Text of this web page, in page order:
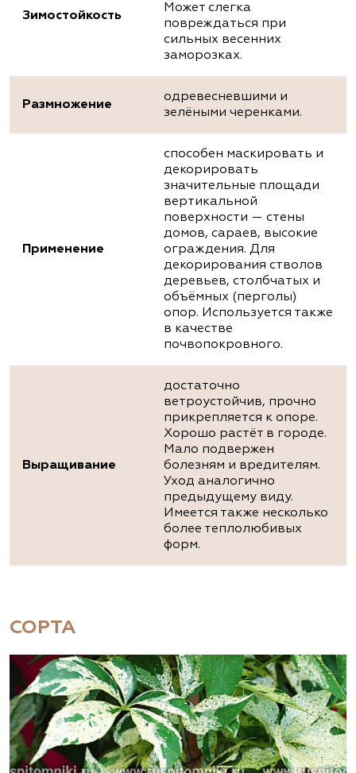
Зимостойкость
Может слегка
повреждаться при
сильных весенних
заморозках.
Размножение
одревесневшими и
зелёными черенками.
Применение
способен маскировать и
декорировать
значительные площади
вертикальной
поверхности — стены
домов, сараев, высокие
ограждения. Для
декорирования стволов
деревьев, столбчатых и
объёмных (перголы)
опор. Используется также
в качестве
почвопокровного.
Выращивание
достаточно
ветроустойчив, прочно
прикрепляется к опоре.
Хорошо растёт в городе.
Мало подвержен
болезням и вредителям.
Уход аналогично
предыдущему виду.
Имеется также несколько
более теплолюбивых
форм.
СОРТА